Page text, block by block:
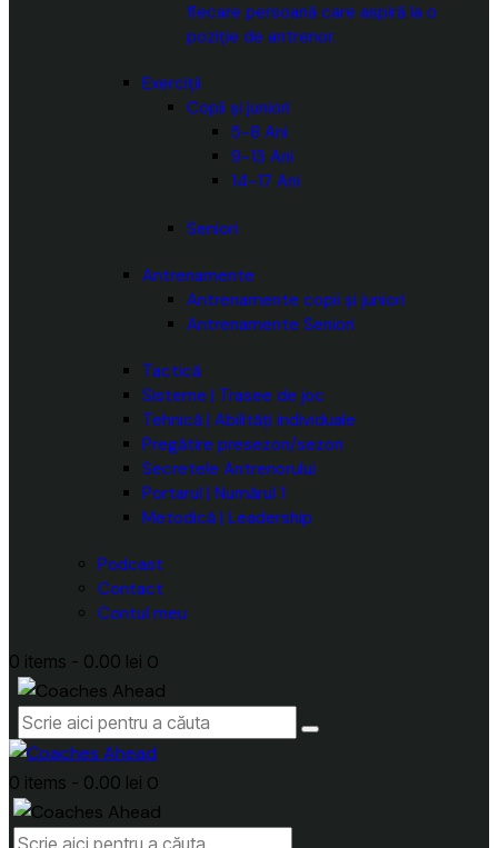
fiecare persoană care aspiră la o
poziție de antrenor.
Exerciții
Copii și juniori
5-8 Ani
9-13 Ani
14-17 Ani
Seniori
Antrenamente
Antrenamente copii și juniori
Antrenamente Seniori
Tactică
Sisteme | Trasee de joc
Tehnică | Abilități individuale
Pregătire presezon/sezon
Secretele Antrenorului
Portarul | Numărul 1
Metodică | Leadership
Podcast
Contact
Contul meu
0 items - 0.00 lei 0
0 items - 0.00 lei 0